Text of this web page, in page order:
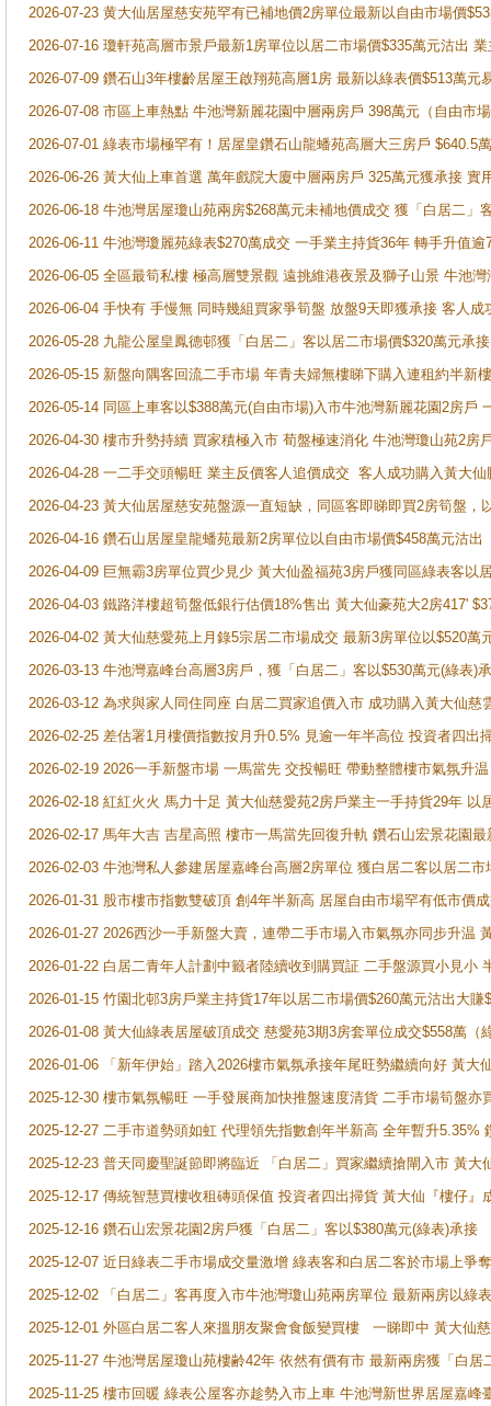
2026-07-23 黄大仙居屋慈安苑罕有已補地價2房單位最新以自由市場價
2026-07-16 瓊軒苑高層市景戶最新1房單位以居二市場價$335萬元沽出
2026-07-09 鑽石山3年樓齡居屋王啟翔苑高層1房 最新以綠表價$513萬元
2026-07-08 市區上車熱點 牛池灣新麗花園中層兩房戶 398萬元（自由市
2026-07-01 綠表市場極罕有！居屋皇鑽石山龍蟠苑高層大三房戶
2026-06-26 黃大仙上車首選 萬年戲院大廈中層兩房戶 325萬元獲承接 實
2026-06-18 牛池灣居屋瓊山苑兩房$268萬元未補地價成交 獲「白居二」
2026-06-11 牛池灣瓊麗苑綠表$270萬成交 一手業主持貨36年 轉手升值逾
2026-06-05 全區最筍私樓 極高層雙景觀 遠挑維港夜景及獅子山景 牛池
2026-06-04 手快有 手慢無 同時幾組買家爭筍盤 放盤9天即獲承接 客人
2026-05-28 九龍公屋皇鳳德邨獲「白居二」客以居二市場價$320萬元承接
2026-05-15 新盤向隅客回流二手市場 年青夫婦無樓睇下購入連租約半新
2026-05-14 同區上車客以$388萬元(自由市場)入市牛池灣新麗花園2房戶
2026-04-30 樓市升勢持續 買家積極入市 荀盤極速消化 牛池灣瓊山苑2房
2026-04-28 一二手交頭暢旺 業主反價客人追價成交 客人成功購入黃大
2026-04-23 黃大仙居屋慈安苑盤源一直短缺，同區客即睇即買2房筍盤，
2026-04-16 鑽石山居屋皇龍蟠苑最新2房單位以自由市場價$458萬元沽出
2026-04-09 巨無霸3房單位買少見少 黃大仙盈福苑3房戶獲同區綠表客以
2026-04-03 鐵路洋樓超筍盤低銀行估價18%售出 黃大仙豪苑大2房417'
2026-04-02 黃大仙慈愛苑上月錄5宗居二市場成交 最新3房單位以$520萬
2026-03-13 牛池灣嘉峰台高層3房戶，獲「白居二」客以$530萬元(綠表)
2026-03-12 為求與家人同住同座 白居二買家追價入市 成功購入黃大仙
2026-02-25 差估署1月樓價指數按月升0.5% 見逾一年半高位 投資者四
2026-02-19 2026一手新盤市場 一馬當先 交投暢旺 帶動整體樓市氣氛升
2026-02-18 紅紅火火 馬力十足 黃大仙慈愛苑2房戶業主一手持貨29年 以
2026-02-17 馬年大吉 吉星高照 樓市一馬當先回復升軌 鑽石山宏景花園
2026-02-03 牛池灣私人參建居屋嘉峰台高層2房單位 獲白居二客以居二市
2026-01-31 股市樓市指數雙破頂 創4年半新高 居屋自由市場罕有低市價
2026-01-27 2026西沙一手新盤大賣，連帶二手市場入市氣氛亦同步升温
2026-01-22 白居二青年人計劃中籤者陸續收到購買証 二手盤源買小見小
2026-01-15 竹園北邨3房戶業主持貨17年以居二市場價$260萬元沽出大賺
2026-01-08 黃大仙綠表居屋破頂成交 慈愛苑3期3房套單位成交$558萬（
2026-01-06 「新年伊始」踏入2026樓市氣氛承接年尾旺勢繼續向好 黃
2025-12-30 樓市氣氛暢旺 一手發展商加快推盤速度清貨 二手市場筍盤
2025-12-27 二手市道勢頭如虹 代理領先指數創年半新高 全年暫升5.35%
2025-12-23 普天同慶聖誕節即將臨近 「白居二」買家繼續搶閘入市 黃
2025-12-17 傳統智慧買樓收租磚頭保值 投資者四出掃貨 黃大仙『樓仔
2025-12-16 鑽石山宏景花園2房戶獲「白居二」客以$380萬元(綠表)承接
2025-12-07 近日綠表二手市場成交量激增 綠表客和白居二客於市場上
2025-12-02 「白居二」客再度入市牛池灣瓊山苑兩房單位 最新兩房以綠
2025-12-01 外區白居二客人來搵朋友聚會食飯變買樓 一睇即中 黃大仙
2025-11-27 牛池灣居屋瓊山苑樓齢42年 依然有價有市 最新兩房獲「白居
2025-11-25 樓市回暖 綠表公屋客亦趁勢入市上車 牛池灣新世界居屋嘉峰